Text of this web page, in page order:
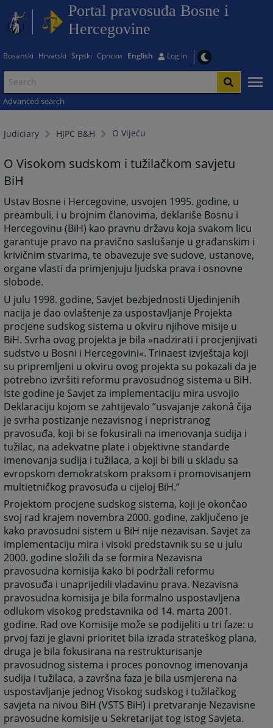
Portal pravosuđa Bosne i
Hercegovine
Bosanski Hrvatski Srpski Српски English Log in
Advanced search
Judiciary HJPC B&H O Vijeću
O Visokom sudskom i tužilačkom savjetu
BiH
Ustav Bosne i Hercegovine, usvojen 1995. godine, u
preambuli, i u brojnim članovima, deklariše Bosnu i
Hercegovinu (BiH) kao pravnu državu koja svakom licu
garantuje pravo na pravično saslušanje u građanskim i
krivičnim stvarima, te obavezuje sve sudove, ustanove,
organe vlasti da primjenjuju ljudska prava i osnovne
slobode.
U julu 1998. godine, Savjet bezbjednosti Ujedinjenih
nacija je dao ovlaštenje za uspostavljanje Projekta
procjene sudskog sistema u okviru njihove misije u
BiH. Svrha ovog projekta je bila »nadzirati i procjenjivati
sudstvo u Bosni i Hercegovini«. Trinaest izvještaja koji
su pripremljeni u okviru ovog projekta su pokazali da je
potrebno izvršiti reformu pravosudnog sistema u BiH.
Iste godine je Savjet za implementaciju mira usvojio
Deklaraciju kojom se zahtijevalo ”usvajanje zakonâ čija
je svrha postizanje nezavisnog i nepristranog
pravosuđa, koji bi se fokusirali na imenovanja sudija i
tužilac, na adekvatne plate i objektivne standarde
imenovanja sudija i tužilaca, a koji bi bili u skladu sa
evropskom demokratskom praksom i promovisanjem
multietničkog pravosuđa u cijeloj BiH.”
Projektom procjene sudskog sistema, koji je okončao
svoj rad krajem novembra 2000. godine, zaključeno je
kako pravosudni sistem u BiH nije nezavisan. Savjet za
implementaciju mira i visoki predstavnik su se u julu
2000. godine složili da se formira Nezavisna
pravosudna komisija kako bi podržali reformu
pravosuđa i unaprijedili vladavinu prava. Nezavisna
pravosudna komisija je bila formalno uspostavljena
odlukom visokog predstavnika od 14. marta 2001.
godine. Rad ove Komisije može se podijeliti u tri faze: u
prvoj fazi je glavni prioritet bila izrada strateškog plana,
druga je bila fokusirana na restrukturisanje
pravosudnog sistema i proces ponovnog imenovanja
sudija i tužilaca, a završna faza je bila usmjerena na
uspostavljanje jednog Visokog sudskog i tužilačkog
savjeta na nivou BiH (VSTS BiH) i pretvaranje Nezavisne
pravosudne komisije u Sekretarijat tog istog Savjeta.